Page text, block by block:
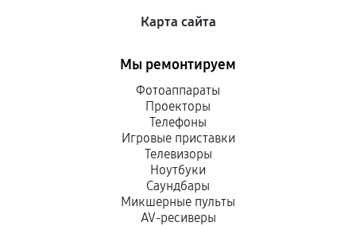
Карта сайта
Мы ремонтируем
Фотоаппараты
Проекторы
Телефоны
Игровые приставки
Телевизоры
Ноутбуки
Саундбары
Микшерные пульты
AV-ресиверы